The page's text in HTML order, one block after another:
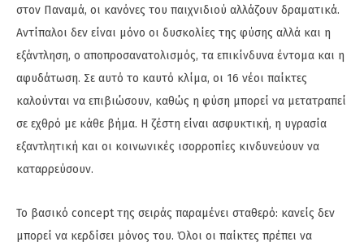
στον Παναμά, οι κανόνες του παιχνιδιού αλλάζουν δραματικά.
Αντίπαλοι δεν είναι μόνο οι δυσκολίες της φύσης αλλά και η
εξάντληση, ο αποπροσανατολισμός, τα επικίνδυνα έντομα και η
αφυδάτωση. Σε αυτό το καυτό κλίμα, οι 16 νέοι παίκτες
καλούνται να επιβιώσουν, καθώς η φύση μπορεί να μετατραπεί
σε εχθρό με κάθε βήμα. Η ζέστη είναι ασφυκτική, η υγρασία
εξαντλητική και οι κοινωνικές ισορροπίες κινδυνεύουν να
καταρρεύσουν.
Το βασικό concept της σειράς παραμένει σταθερό: κανείς δεν
μπορεί να κερδίσει μόνος του. Όλοι οι παίκτες πρέπει να